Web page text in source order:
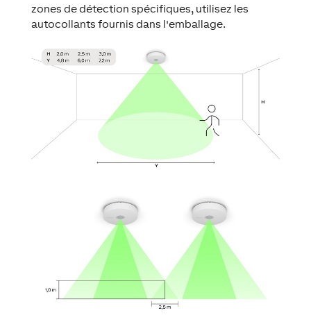
zones de détection spécifiques, utilisez les
autocollants fournis dans l'emballage.